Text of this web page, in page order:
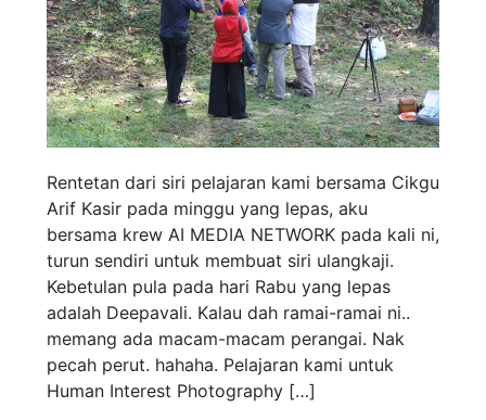
Rentetan dari siri pelajaran kami bersama Cikgu
Arif Kasir pada minggu yang lepas, aku
bersama krew AI MEDIA NETWORK pada kali ni,
turun sendiri untuk membuat siri ulangkaji.
Kebetulan pula pada hari Rabu yang lepas
adalah Deepavali. Kalau dah ramai-ramai ni..
memang ada macam-macam perangai. Nak
pecah perut. hahaha. Pelajaran kami untuk
Human Interest Photography […]